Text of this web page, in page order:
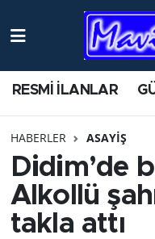
RESMİ İLANLAR
HABERLER ASAYİŞ
Didim’de
Alkollü
takla attı
ANTİK YERLER
AYDIN
BİLİM VE
ÇEVRE
Nöbetçi
Namaz Vakitleri
Trafik Durumu
Süper Lig Puan